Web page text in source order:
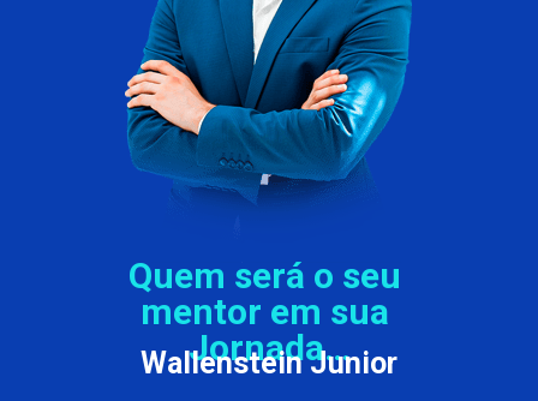
Quem será o seu
mentor em sua
Jornada…
Wallenstein Junior